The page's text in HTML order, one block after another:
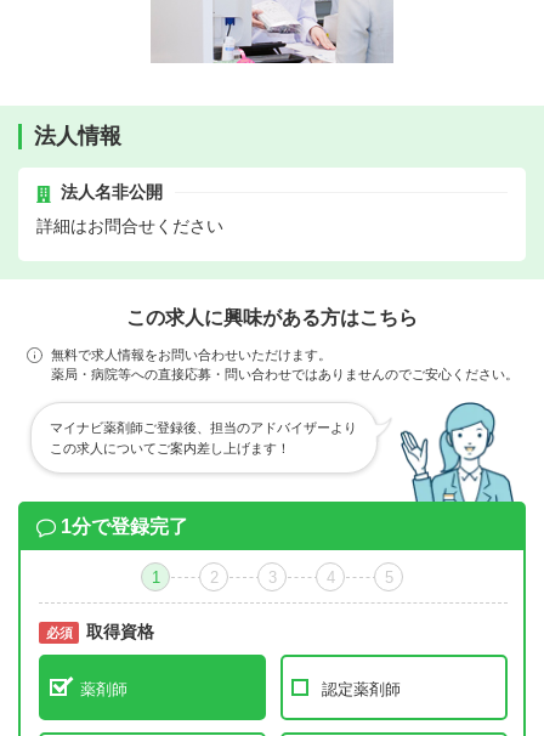
法人情報
法人名非公開
詳細はお問合せください
この求人に興味がある方はこちら
無料で求人情報をお問い合わせいただけます。
薬局・病院等への直接応募・問い合わせではありませんのでご安心ください。
マイナビ薬剤師ご登録後、担当のアドバイザーより
この求人についてご案内差し上げます！
1分で登録完了
1 2 3 4 5
必須 取得資格
薬剤師 認定薬剤師